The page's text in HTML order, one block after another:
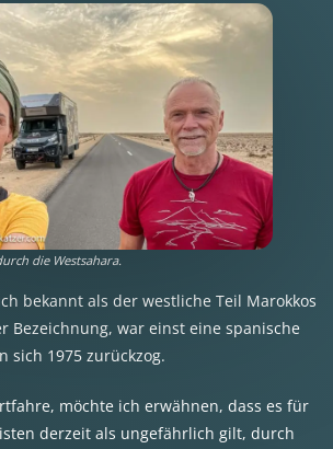
die Westsahara.
bekannt als der westliche Teil Marokkos
Bezeichnung, war einst eine spanische
sich 1975 zurückzog.
möchte ich erwähnen, dass es für
derzeit als ungefährlich gilt, durch